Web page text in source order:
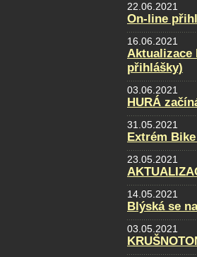
22.06.2021
On-line
16.06.2021
Aktualizace
přihlášky)
03.06.2021
HURÁ
31.05.2021
Extrém
23.05.2021
14.05.2021
Blýská se
03.05.2021